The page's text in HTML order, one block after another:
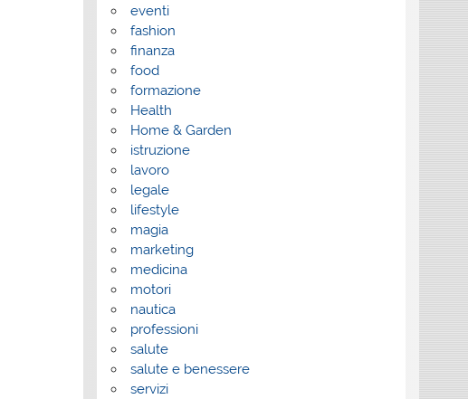
eventi
fashion
finanza
food
formazione
Health
Home & Garden
istruzione
lavoro
legale
lifestyle
magia
marketing
medicina
motori
nautica
professioni
salute
salute e benessere
servizi